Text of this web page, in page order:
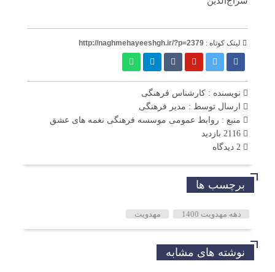
لینک کوتاه : http://naghmehayeeshgh.ir/?p=2379
نویسنده : کارشناس فرهنگی
ارسال توسط : مدیر فرهنگی
منبع : روابط عمومی موسسه فرهنگی نغمه های عشق
2 دیدگاه
برچسب ها
دهه مهدویت 1400 مهدویت
نوشته های مشابه